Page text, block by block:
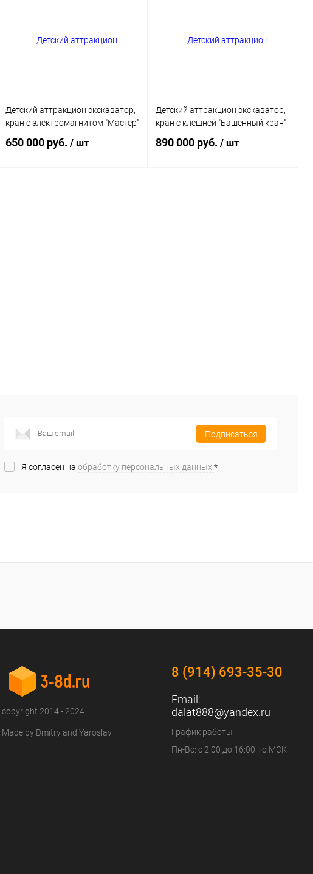
Детский аттракцион экскаватор,
кран с электромагнитом "Мастер"
650 000 руб. / шт
Детский аттракцион экскаватор,
кран с клешнёй "Башенный кран"
890 000 руб./ шт
Подписаться
Я согласен на обработку персональных данных. *
copyright 2014 - 2024
Made by Dmitry and Yaroslav
8 (914) 693-35-30
Email:
dalat888@yandex.ru
График работы
Пн-Вс: с 2:00 до 16:00 по МСК